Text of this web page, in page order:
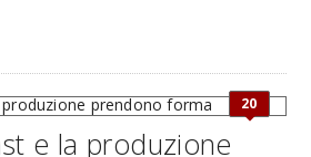
20
e la produzione